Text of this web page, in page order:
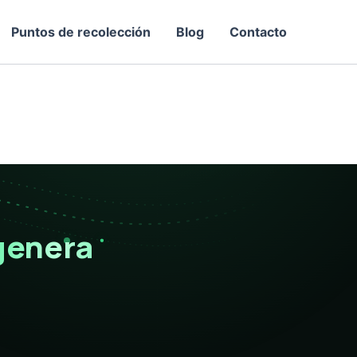
Puntos de recolección Blog Contacto